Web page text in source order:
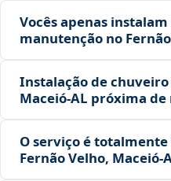
Vocês apenas
manutenção no
Instalação de chuveiro
Maceió‑AL próxima
O serviço é
Fernão Velho,